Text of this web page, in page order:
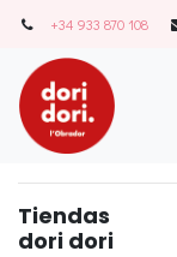
+34 933 870 108
Tiendas
dori dori